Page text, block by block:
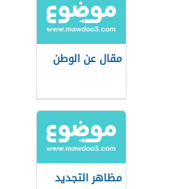
مقال عن الوطن
مظاهر التجديد